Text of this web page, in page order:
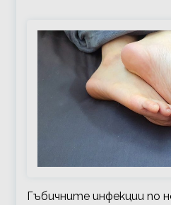
Гъбичните инфекции по